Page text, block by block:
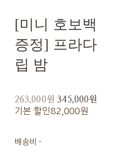
[미니 호보백
증정] 프라다
립 밤
263,000원 345,000원
기본 할인82,000원
배송비 -